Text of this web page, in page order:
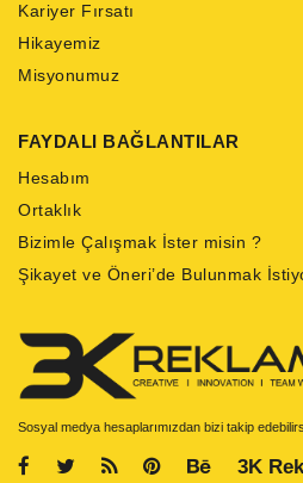
Kariyer Fırsatı
Hikayemiz
Misyonumuz
FAYDALI BAĞLANTILAR
Hesabım
Ortaklık
Bizimle Çalışmak İster misin ?
Şikayet ve Öneri’de Bulunmak
Sosyal medya hesaplarımızdan bizi takip
3K